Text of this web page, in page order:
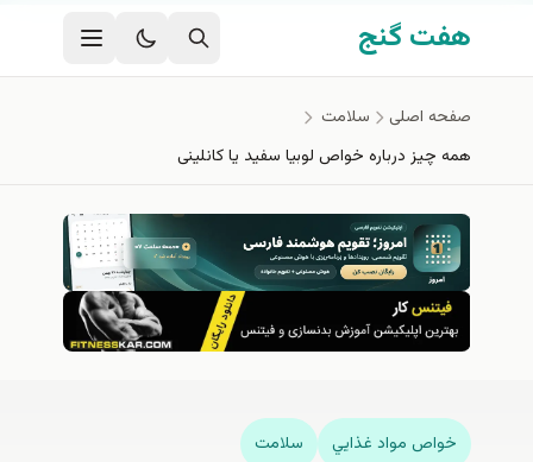
رفتن به محتوای اصلی
هفت گنج
صفحه اصلی
سلامت
همه چیز درباره خواص لوبیا سفید یا کانلینی
خواص مواد غذايي سلامت